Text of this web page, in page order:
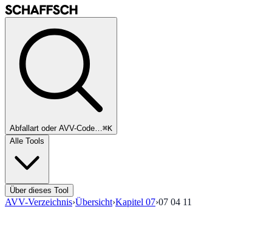
Abfallart oder AVV-Code…⌘K
Alle Tools
Über dieses Tool
AVV-Verzeichnis›Übersicht›Kapitel 07›07 04 11